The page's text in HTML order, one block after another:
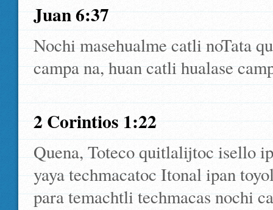
Juan 6:37
Nochi masehualme catli noTata
campa na, huan catli hualase
2 Corintios 1:22
Quena, Toteco quitlalijtoc isello
yaya techmacatoc Itonal ipan
para temachtli techmacas nochi